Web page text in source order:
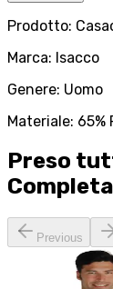
Prodotto:
Marca: Isacco
Genere: Uomo
Materiale: 65%
Preso
Previous